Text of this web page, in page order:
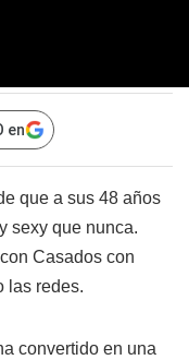
en
que a sus 48 años
sexy que nunca.
Casados con
las redes.
convertido en una